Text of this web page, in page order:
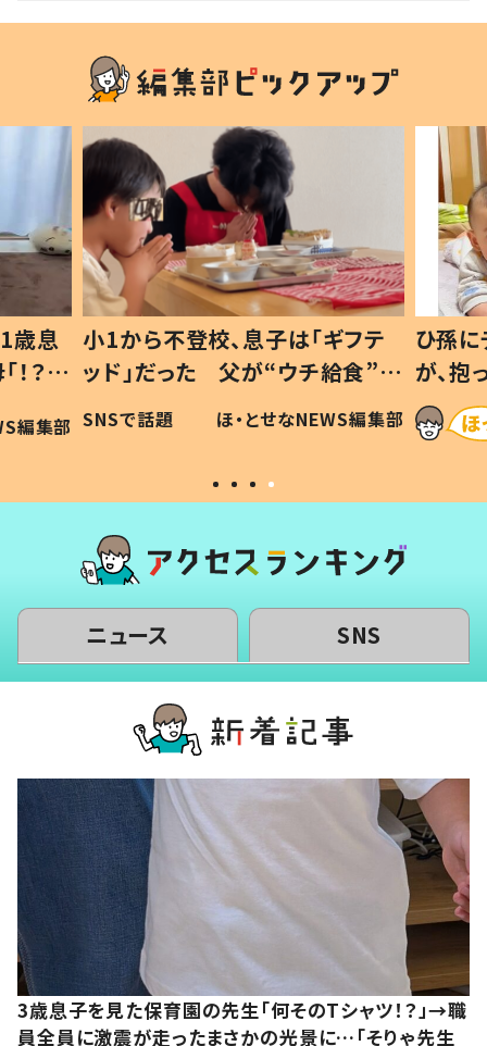
歳息
？」
編集部
小1から不登校、息子は「ギフテ
ッド」だった 父が“ウチ給食”を
作り続ける理由とは #令和の親
#令和の子
SNSで話題 ほ・とせなNEWS編集部
ひ孫
が、
「涙が
い」
ニュース SNS
3歳息子を見た保育園の先生「何そのTシャツ！？」→職
員全員に激震が走ったまさかの光景に…「そりゃ先生